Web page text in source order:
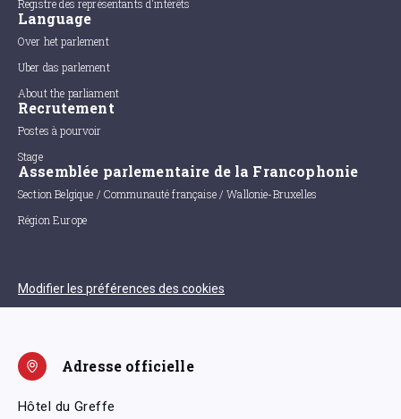
Registre des représentants d'intérêts
Language
Over het parlement
Uber das parlement
About the parliament
Recrutement
Postes à pourvoir
Stage
Assemblée parlementaire de la Francophonie
Section Belgique / Communauté française / Wallonie-Bruxelles
Région Europe
Modifier les préférences des cookies
Adresse officielle
Hôtel du Greffe